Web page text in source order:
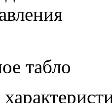
табло